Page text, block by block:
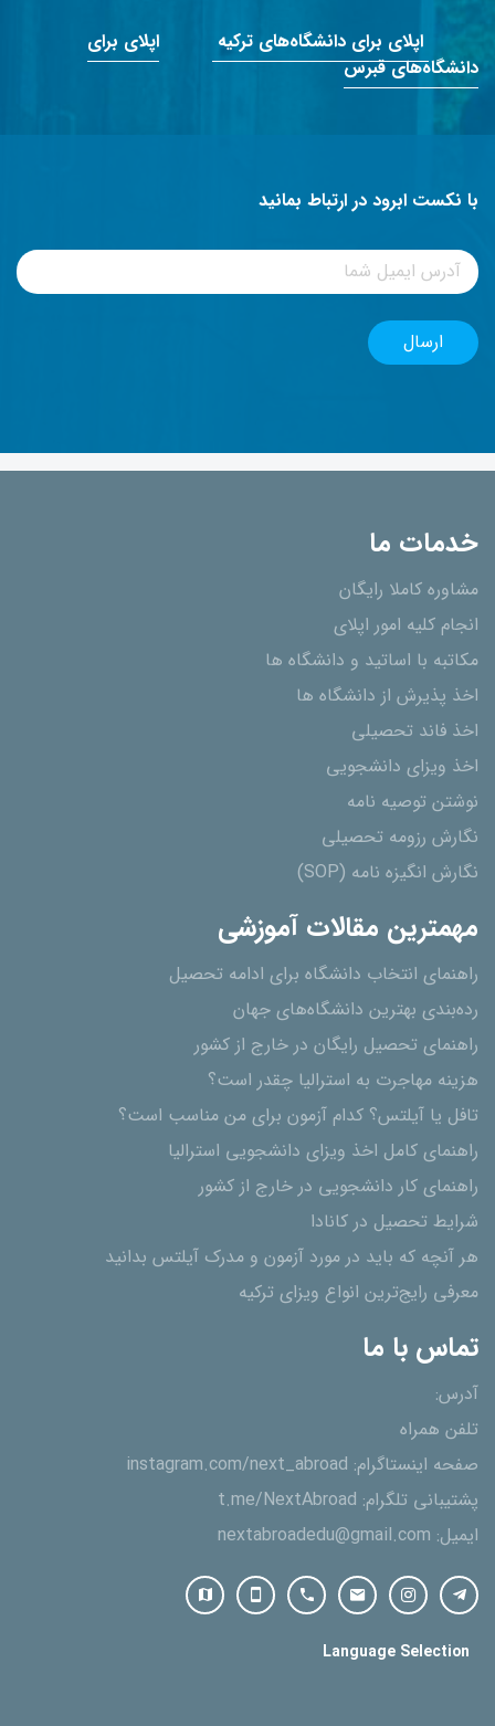
اپلای برای دانشگاه‌های ترکیه
اپلای برای
دانشگاه‌های قبرس
با نکست ابرود در ارتباط بمانید
خدمات ما
مشاوره کاملا رایگان
انجام کلیه امور اپلای
مکاتبه با اساتید و دانشگاه ها
اخذ پذیرش از دانشگاه ھا
اخذ فاند تحصیلی
اخذ ویزای دانشجویی
نوشتن توصیه نامه
نگارش رزومه تحصیلی
نگارش انگیزه نامه (SOP)
مهمترین مقالات آموزشی
راهنمای انتخاب دانشگاه برای ادامه تحصیل
رده‌بندی بهترین دانشگاه‌های جهان
راهنمای تحصیل رایگان در خارج از کشور
هزینه مهاجرت به استرالیا چقدر است؟
تافل یا آیلتس؟ کدام آزمون برای من مناسب است؟
راهنمای کامل اخذ ویزای دانشجویی استرالیا
راهنمای کار دانشجویی در خارج از کشور
شرایط تحصیل در کانادا
هر آنچه که باید در مورد آزمون و مدرک آیلتس بدانید
معرفی رایج‌ترین انواع ویزای ترکیه
تماس با ما
آدرس:
تلفن همراه
صفحه اینستاگرام: instagram.com/next_abroad
پشتیبانی تلگرام: t.me/NextAbroad
ایمیل: nextabroadedu@gmail.com
Language Selection